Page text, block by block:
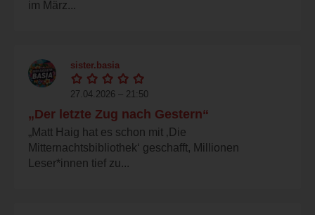
im März...
sister.basia
27.04.2026 – 21:50
„Der letzte Zug nach Gestern“
„Matt Haig hat es schon mit ‚Die
Mitternachtsbibliothek‘ geschafft, Millionen
Leser*innen tief zu...